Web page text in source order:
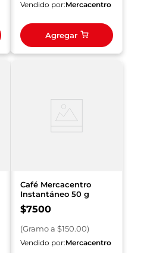
Vendido por:Mercacentro
Agregar
Café Mercacentro
Instantáneo 50 g
$7500
(Gramoa $150.00)
Vendido por:Mercacentro